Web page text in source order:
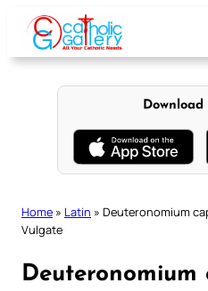
content
Home » Latin » Deuteronomium
Vulgate
Deuteronomium